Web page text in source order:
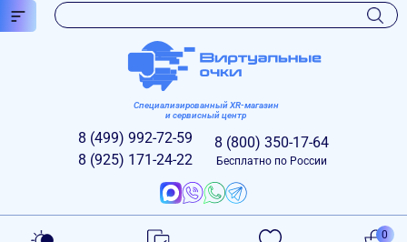
Специализированный XR-магазин
и сервисный центр
8 (499) 992-72-59
8 (925) 171-24-22
8 (800) 350-17-64
Бесплатно по России
0